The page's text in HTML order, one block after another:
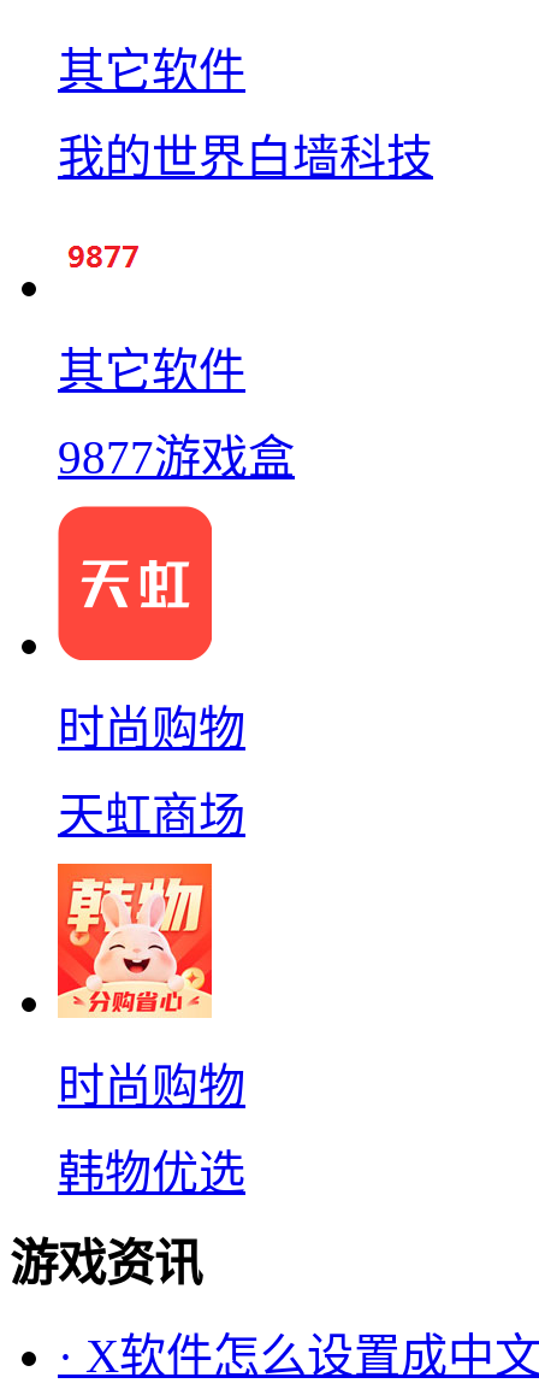
其它软件
我的世界白墙科技
其它软件
9877游戏盒
时尚购物
天虹商场
时尚购物
韩物优选
游戏资讯
· X软件怎么设置成中